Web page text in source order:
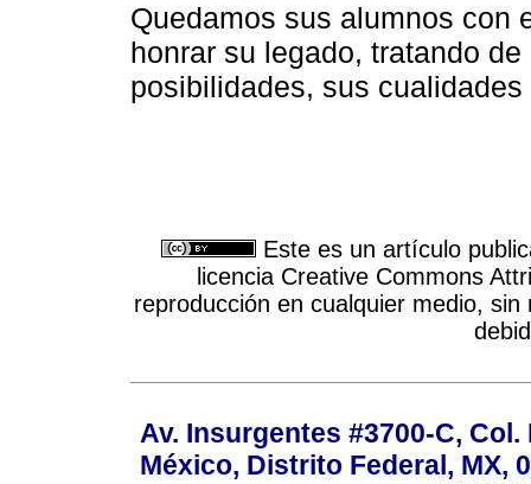
Quedamos sus alumnos con
honrar su legado, tratando
posibilidades, sus
Este es un artículo
licencia Creative Commons
reproducción en cualquier medio,
Av. Insurgentes #3700-C,
México, Distrito Federal, MX,